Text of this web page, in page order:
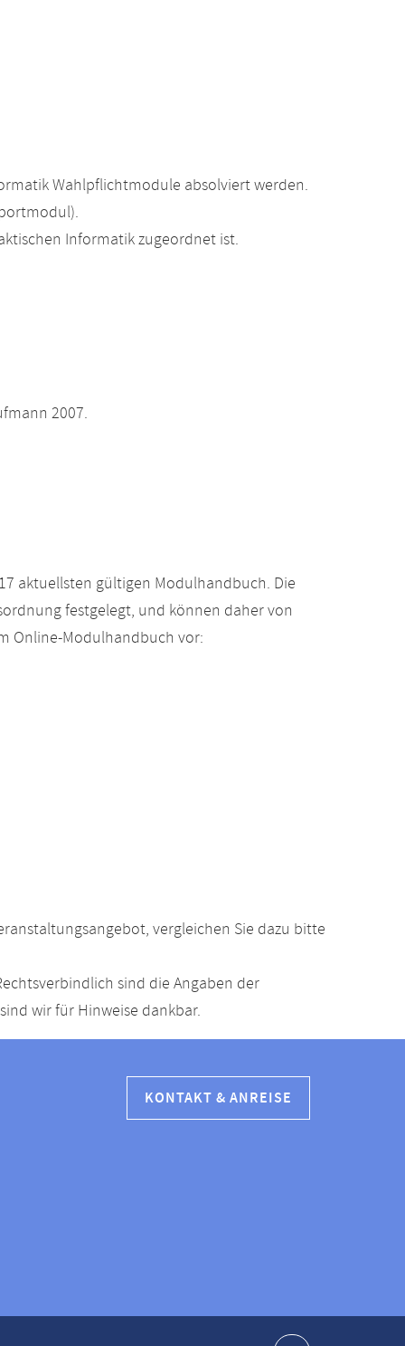
Wahlpflichtmodule absolviert werden.
Informatik zugeordnet ist.
2007.
aktuellsten gültigen Modulhandbuch. Die
festgelegt, und können daher von
Online-Modulhandbuch vor:
vergleichen Sie dazu bitte
sind die Angaben der
wir für Hinweise dankbar.
KONTAKT & ANREISE